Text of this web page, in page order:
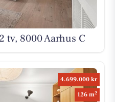
tv, 8000 Aarhus C
4.699.000 kr
126 m2